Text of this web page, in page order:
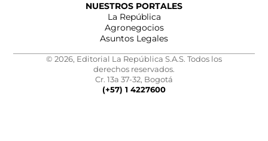
NUESTROS PORTALES
La República
Agronegocios
Asuntos Legales
© 2026, Editorial La República S.A.S. Todos los
derechos reservados.
Cr. 13a 37-32, Bogotá
(+57) 1 4227600